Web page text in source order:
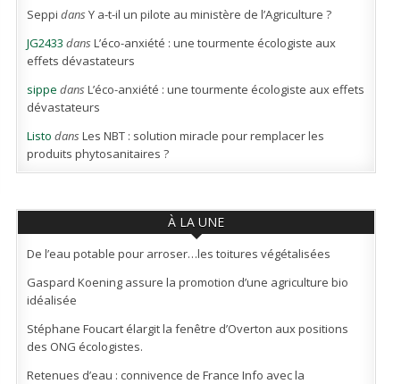
Seppi dansY a-t-il un pilote au ministère de l’Agriculture ?
JG2433 dansL’éco-anxiété : une tourmente écologiste aux
effets dévastateurs
sippe dansL’éco-anxiété : une tourmente écologiste aux effets
dévastateurs
Listo dansLes NBT : solution miracle pour remplacer les
produits phytosanitaires ?
À LA UNE
De l’eau potable pour arroser…les toitures végétalisées
Gaspard Koening assure la promotion d’une agriculture bio
idéalisée
Stéphane Foucart élargit la fenêtre d’Overton aux positions
des ONG écologistes.
Retenues d’eau : connivence de France Info avec la